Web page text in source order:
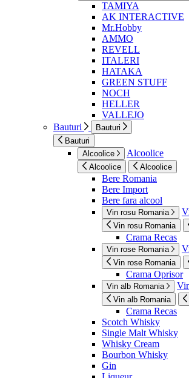
TAMIYA
AK INTERACTIVE
Mr.Hobby
AMMO
REVELL
ITALERI
HATAKA
GREEN STUFF
NOCH
HELLER
VALLEJO
Bauturi
Bauturi
Bauturi
Alcoolice
Alcoolice
Alcoolice Alcoolice
Bere Romania
Bere Import
Bere fara alcool
Vin rosu Romania
Vin rosu Romania
Crama Recas
Vin rose Romania
Vin rose Romania
Crama Oprisor
Vin alb Romania
Vin alb Romania
Crama Recas
Scotch Whisky
Single Malt Whisky
Whisky Cream
Bourbon Whisky
Gin